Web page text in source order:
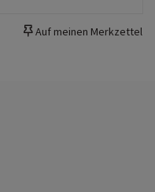
Auf meinen Merkzettel